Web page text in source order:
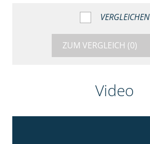
VERGLEICHEN
ZUM VERGLEICH (0)
Video